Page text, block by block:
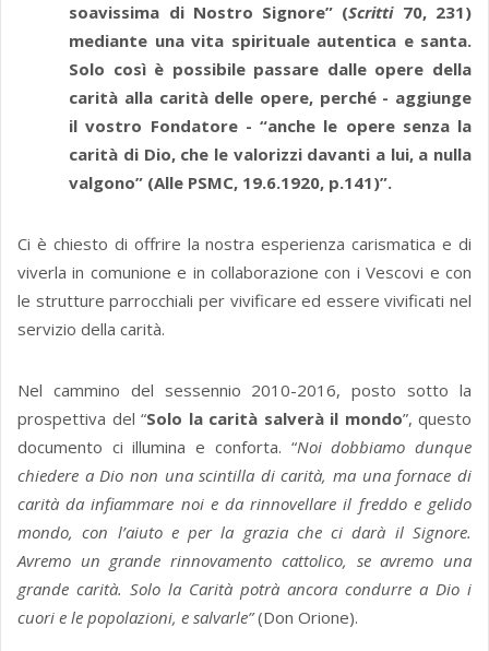
soavissima di Nostro Signore” (Scritti70, 231)
mediante una vita spirituale autentica e santa.
Solo così è possibile passare dalle opere della
carità alla carità delle opere, perché - aggiunge
il vostro Fondatore - “anche le opere senza la
carità di Dio, che le valorizzi davanti a lui, a nulla
valgono” (Alle PSMC, 19.6.1920, p.141)”.
Ci è chiesto di offrire la nostra esperienza carismatica e di
viverla in comunione e in collaborazione con i Vescovi e con
le strutture parrocchiali per vivificare ed essere vivificati nel
servizio della carità.
Nel cammino del sessennio 2010-2016, posto sotto la
prospettiva del “Solo la carità salverà il mondo”, questo
documento ci illumina e conforta. “Noi dobbiamo dunque
chiedere a Dio non una scintilla di carità, ma una fornace di
carità da infiammare noi e da rinnovellare il freddo e gelido
mondo, con l’aiuto e per la grazia che ci darà il Signore.
Avremo un grande rinnovamento cattolico, se avremo una
grande carità. Solo la Carità potrà ancora condurre a Dio i
cuori e le popolazioni, e salvarle”(Don Orione).